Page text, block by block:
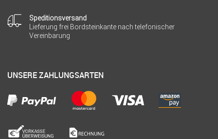
Speditionsversand
Lieferung frei Bordsteinkante nach telefonischer
Vereinbarung
UNSERE ZAHLUNGSARTEN